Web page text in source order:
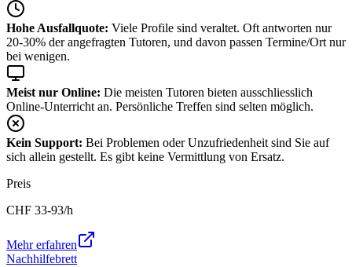
Hohe Ausfallquote: Viele Profile sind veraltet. Oft antworten nur
20-30% der angefragten Tutoren, und davon passen Termine/Ort nur
bei wenigen.
Meist nur Online: Die meisten Tutoren bieten ausschliesslich
Online-Unterricht an. Persönliche Treffen sind selten möglich.
Kein Support: Bei Problemen oder Unzufriedenheit sind Sie auf
sich allein gestellt. Es gibt keine Vermittlung von Ersatz.
Preis
CHF 33-93/h
Mehr erfahren
Nachhilfebrett